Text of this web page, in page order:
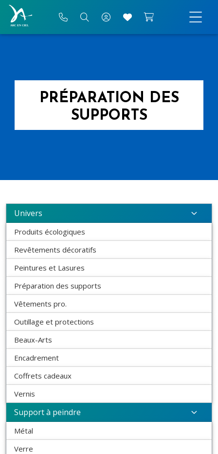
PRÉPARATION DES
SUPPORTS
Univers
Produits écologiques
Revêtements décoratifs
Peintures et Lasures
Préparation des supports
Vêtements pro.
Outillage et protections
Beaux-Arts
Encadrement
Coffrets cadeaux
Vernis
Support à peindre
Métal
Verre